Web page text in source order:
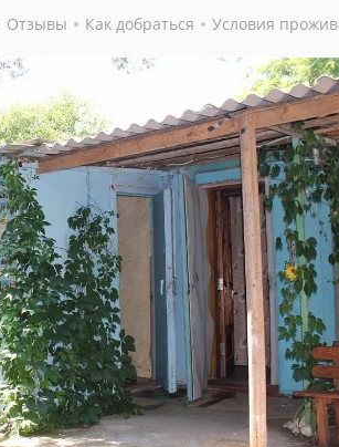
Отзывы Как добраться Условия